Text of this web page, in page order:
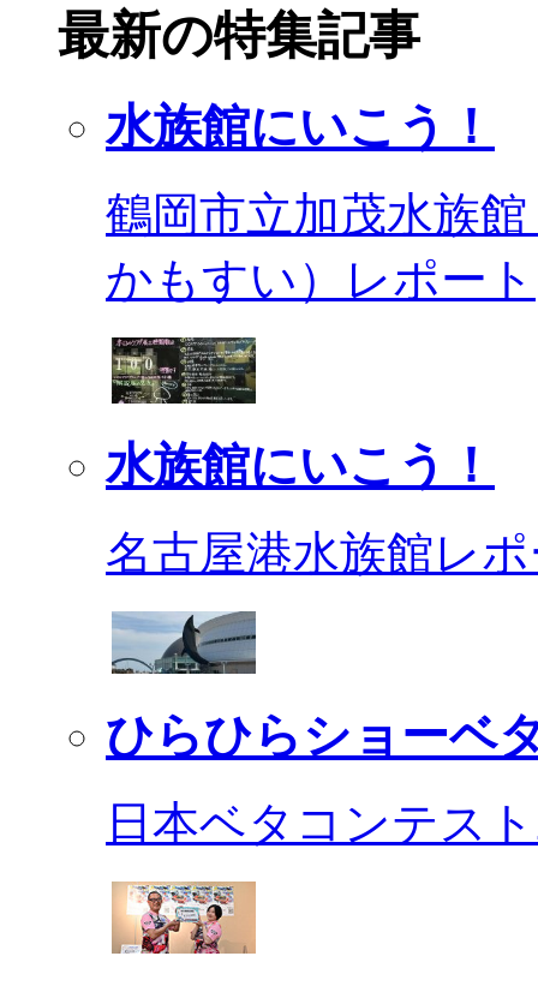
最新の特集記事
水族館にいこう！
鶴岡市立加茂水族
かもすい）レポート
水族館にいこう！
名古屋港水族館レ
ひらひらショーベ
日本ベタコンテス